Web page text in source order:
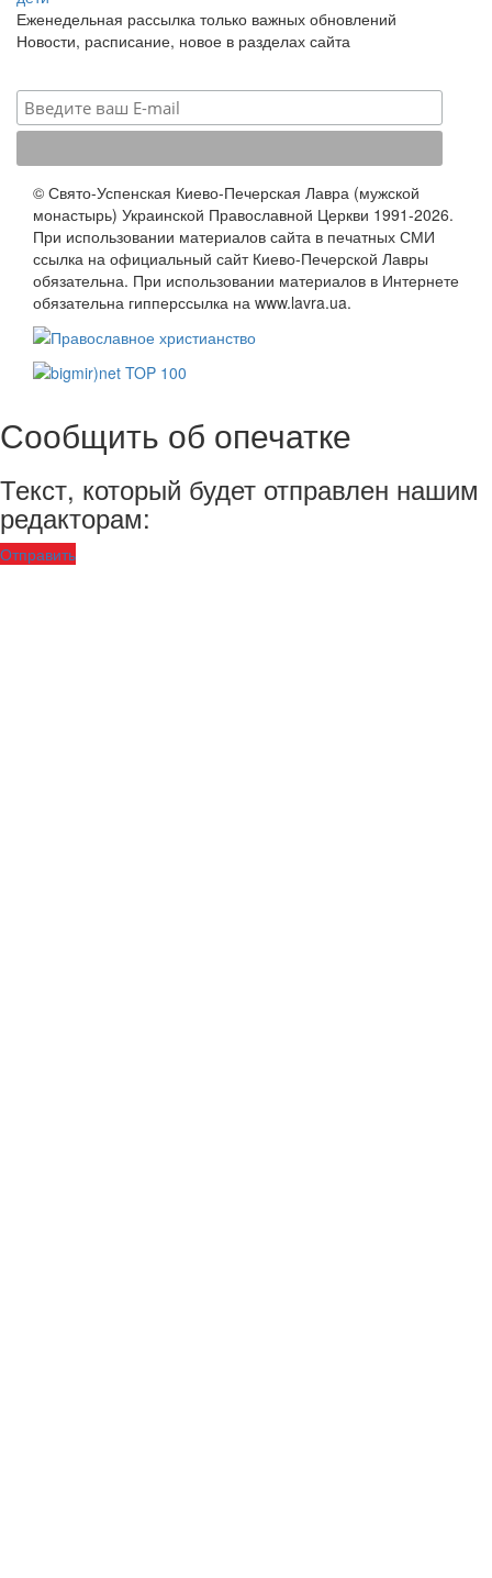
Еженедельная рассылка только важных обновлений
Новости, расписание, новое в разделах сайта
© Свято-Успенская Киево-Печерская Лавра (мужской
монастырь) Украинской Православной Церкви 1991-2026.
При использовании материалов сайта в печатных СМИ
ссылка на официальный сайт Киево-Печерской Лавры
обязательна. При использовании материалов в Интернете
обязательна гипперссылка на www.lavra.ua.
Сообщить об опечатке
Текст, который будет отправлен нашим
редакторам:
Отправить